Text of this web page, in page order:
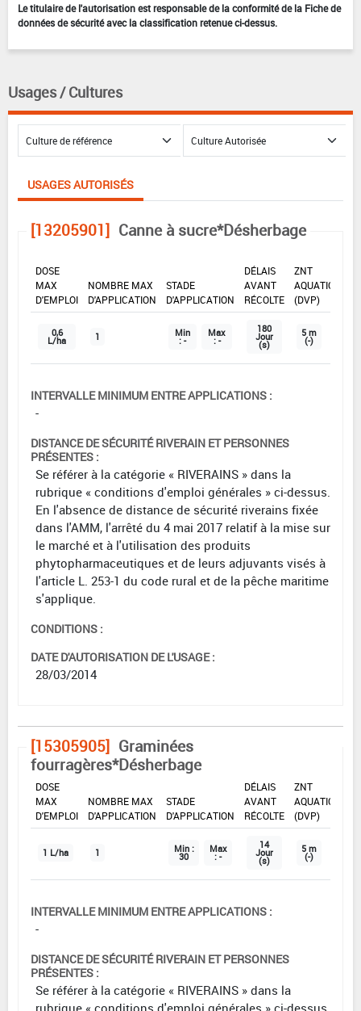
Le titulaire de l'autorisation est responsable de la conformité de la Fiche de
données de sécurité avec la classification retenue ci-dessus.
Usages / Cultures
USAGES AUTORISÉS
[13205901] Canne à sucre*Désherbage
DOSE
MAX
D'EMPLOI
NOMBRE MAX
D'APPLICATION
STADE
D'APPLICATION
DÉLAIS
AVANT
RÉCOLTE
ZNT
AQUATIQUE
(DVP)
0,6
L/ha 1 Min
: -
Max
: -
180
Jour
(s)
5 m
(-)
INTERVALLE MINIMUM ENTRE APPLICATIONS :
-
DISTANCE DE SÉCURITÉ RIVERAIN ET PERSONNES
PRÉSENTES :
Se référer à la catégorie « RIVERAINS » dans la
rubrique « conditions d'emploi générales » ci-dessus.
En l'absence de distance de sécurité riverains fixée
dans l'AMM, l'arrêté du 4 mai 2017 relatif à la mise sur
le marché et à l'utilisation des produits
phytopharmaceutiques et de leurs adjuvants visés à
l'article L. 253-1 du code rural et de la pêche maritime
s'applique.
CONDITIONS :
DATE D'AUTORISATION DE L'USAGE :
28/03/2014
[15305905] Graminées
fourragères*Désherbage
DOSE
MAX
D'EMPLOI
NOMBRE MAX
D'APPLICATION
STADE
D'APPLICATION
DÉLAIS
AVANT
RÉCOLTE
ZNT
AQUATIQUE
(DVP)
1 L/ha 1 Min :
30
Max
: -
14
Jour
(s)
5 m
(-)
INTERVALLE MINIMUM ENTRE APPLICATIONS :
-
DISTANCE DE SÉCURITÉ RIVERAIN ET PERSONNES
PRÉSENTES :
Se référer à la catégorie « RIVERAINS » dans la
rubrique « conditions d'emploi générales » ci-dessus.